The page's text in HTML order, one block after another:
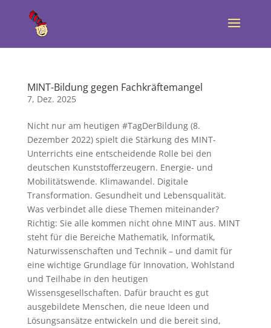
MINT-Bildung gegen Fachkräftemangel
7, Dez. 2025
Nicht nur am heutigen #TagDerBildung (8.
Dezember 2022) spielt die Stärkung des MINT-
Unterrichts eine entscheidende Rolle bei den
deutschen Kunststofferzeugern. Energie- und
Mobilitätswende. Klimawandel. Digitale
Transformation. Gesundheit und Lebensqualität.
Was verbindet alle diese Themen miteinander?
Richtig: Sie alle kommen nicht ohne MINT aus. MINT
steht für die Bereiche Mathematik, Informatik,
Naturwissenschaften und Technik – und damit für
eine wichtige Grundlage für Innovation, Wohlstand
und Teilhabe in den heutigen
Wissensgesellschaften. Dafür braucht es gut
ausgebildete Menschen, die neue Ideen und
Lösungsansätze entwickeln und die bereit sind,